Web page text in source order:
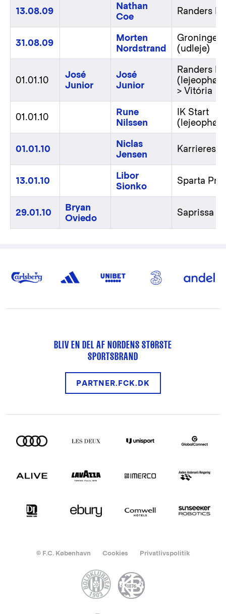
13.08.09
Nathan
Coe
Randers
31.08.09
Morten
Nordstrand
Groningen
(udleje)
01.01.10
José
Junior
José
Junior
Randers
> Vitória
01.01.10
Rune
Nilssen
IK Start
(lejeophør)
01.01.10
Niclas
Jensen
13.01.10
Libor
Sionko
Sparta
29.01.10
Bryan
Oviedo
Saprissa
BLIV EN DEL AF NORDENS STØRSTE
SPORTSBRAND
PARTNER.FCK.DK
© F.C. København Cookies Privatlivspolitik